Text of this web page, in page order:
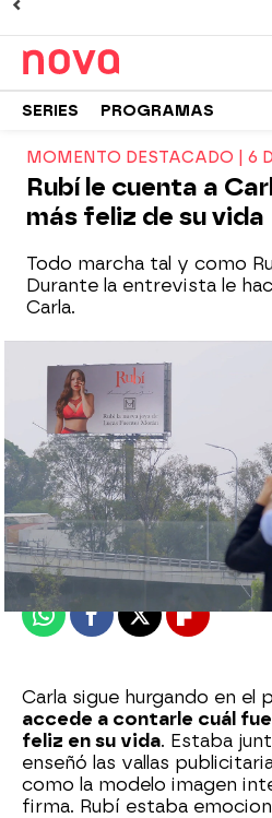
SERIES PROGRAMAS
MOMENTO DESTACADO | 6
Rubí le cuenta a
más feliz de su vida
Todo marcha tal y como
Durante la entrevista le
Carla.
Nova
Madrid
Publicado:07 de mayo de
WhatsappFacebook
X Flipboard
Carla sigue hurgando en el
accede a contarle cuál
feliz en su vida. Estaba
enseñó las vallas
como la modelo imagen
firma. Rubí estaba